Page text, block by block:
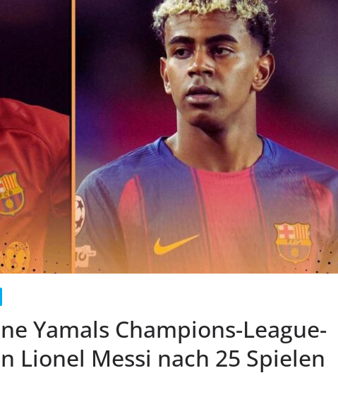
Yamals Champions-League-
Lionel Messi nach 25 Spielen